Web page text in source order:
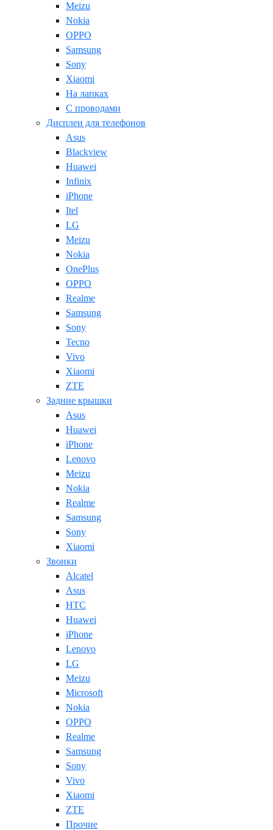
Meizu
Nokia
OPPO
Samsung
Sony
Xiaomi
На лапках
С проводами
Дисплеи для телефонов
Asus
Blackview
Huawei
Infinix
iPhone
Itel
LG
Meizu
Nokia
OnePlus
OPPO
Realme
Samsung
Sony
Tecno
Vivo
Xiaomi
ZTE
Задние крышки
Asus
Huawei
iPhone
Lenovo
Meizu
Nokia
Realme
Samsung
Sony
Xiaomi
Звонки
Alcatel
Asus
HTC
Huawei
iPhone
Lenovo
LG
Meizu
Microsoft
Nokia
OPPO
Realme
Samsung
Sony
Vivo
Xiaomi
ZTE
Прочие